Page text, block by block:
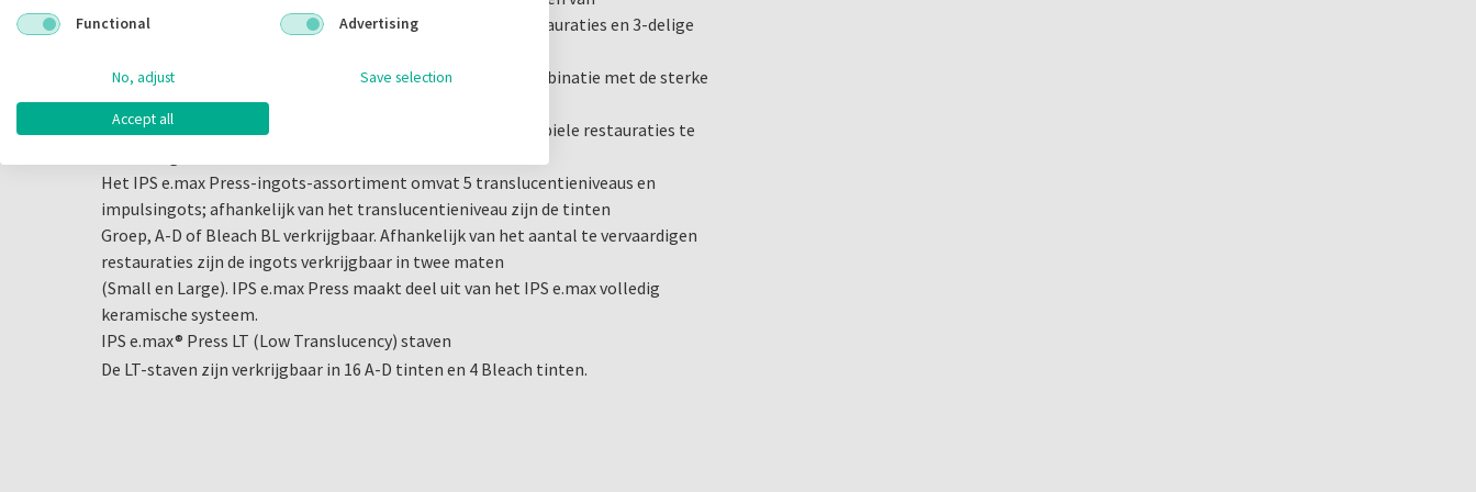
restauraties voor individuele tanden, hybride abutmentrestauraties en 3-delige
esthetiek met een hoge buigsterkte van 470 MPa.[2] In combinatie met de sterke
klinische bewijzen[1] biedt het keramiek veiligheid[3] en de
mogelijkheid voor het laboratorium om esthetische en stabiele restauraties te
Het IPS e.max Press-ingots-assortiment omvat 5 translucentieniveaus en
impulsingots; afhankelijk van het translucentieniveau zijn de tinten
Groep, A-D of Bleach BL verkrijgbaar. Afhankelijk van het aantal te vervaardigen
restauraties zijn de ingots verkrijgbaar in twee maten
(Small en Large). IPS e.max Press maakt deel uit van het IPS e.max volledig
keramische systeem.
IPS e.max® Press LT (Low Translucency) staven
De LT-staven zijn verkrijgbaar in 16 A-D tinten en 4 Bleach tinten.
Functional
Advertising
No, adjust Save selection
Accept all